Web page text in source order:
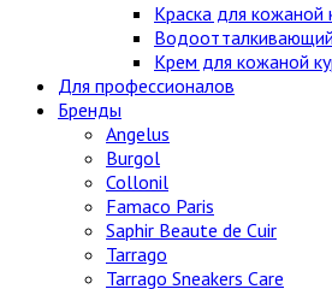
Краска для кожаной
Крем для кожаной
Для профессионалов
Бренды
Angelus
Burgol
Collonil
Famaco Paris
Saphir Beaute de Cuir
Tarrago
Tarrago Sneakers Care